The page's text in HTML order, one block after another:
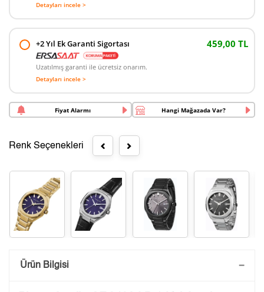
Detayları incele >
+2 Yıl Ek Garanti Sigortası 459,00 TL
Uzatılmış garanti ile ücretsiz onarım.
Detayları incele >
Fiyat Alarmı Hangi Mağazada Var?
Renk Seçenekleri
Saatini Kişiselleştir
Ürün Bilgisi